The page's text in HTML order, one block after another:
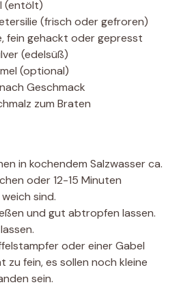
(entölt)
(frisch oder gefroren)
fein gehackt oder gepresst
(edelsüß)
(optional)
Geschmack
zum Braten
in kochendem Salzwasser ca.
oder 12-15 Minuten
sind.
und gut abtropfen lassen.
oder einer Gabel
zu fein, es sollen noch kleine
sein.